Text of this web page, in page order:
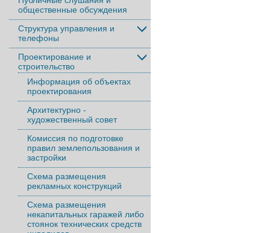
общественные обсуждения
Структура управления и
телефоны
Проектирование и
строительство
Информация об объектах
проектирования
Архитектурно -
художественный совет
Комиссия по подготовке
правил землепользования и
застройки
Схема размещения
рекламных конструкций
Схема размещения
некапитальных гаражей либо
стоянок технических средств